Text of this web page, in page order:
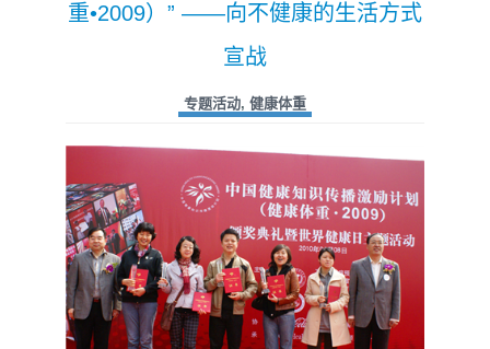
重•2009）” ——向不健康的生活方式
宣战
专题活动, 健康体重